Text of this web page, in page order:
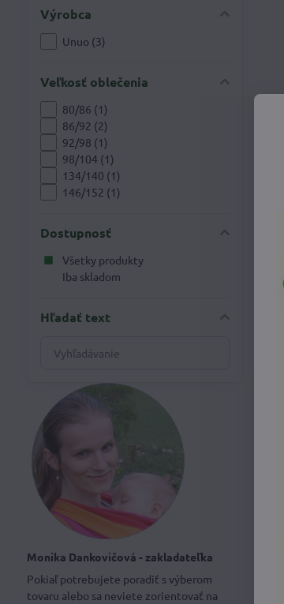
Výrobca
Unuo (3)
Veľkosť oblečenia
80/86 (1)
86/92 (2)
92/98 (1)
98/104 (1)
134/140 (1)
146/152 (1)
Dostupnosť
Všetky produkty
Iba skladom
Hľadať text
Prehľadať
výsledky
fulltextom
Monika Dankovičová - zakladateľka
Pokiaľ potrebujete poradiť s výberom
tovaru alebo sa neviete zorientovať na